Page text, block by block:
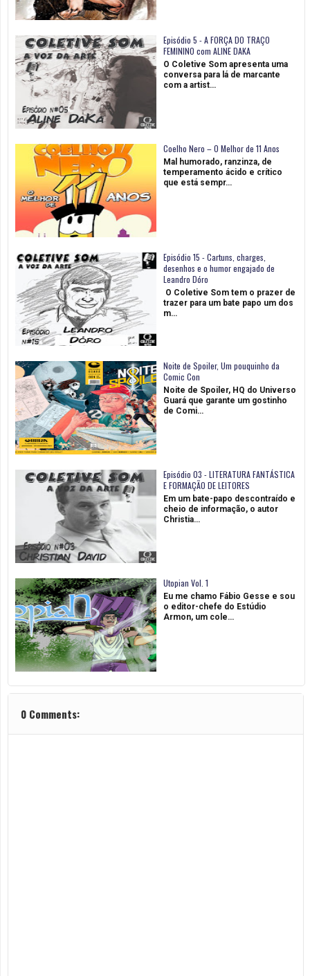
Episódio 5 - A FORÇA DO TRAÇO
FEMININO com ALINE DAKA
O Coletive Som apresenta uma
conversa para lá de marcante
com a artist…
Coelho Nero – O Melhor de 11 Anos
Mal humorado, ranzinza, de
temperamento ácido e crítico
que está sempr…
Episódio 15 - Cartuns, charges,
desenhos e o humor engajado de
Leandro Dóro
O Coletive Som tem o prazer de
trazer para um bate papo um dos
m…
Noite de Spoiler, Um pouquinho da
Comic Con
Noite de Spoiler, HQ do Universo
Guará que garante um gostinho
de Comi…
Episódio 03 - LITERATURA FANTÁSTICA
E FORMAÇÃO DE LEITORES
Em um bate-papo descontraído e
cheio de informação, o autor
Christia…
Utopian Vol. 1
Eu me chamo Fábio Gesse e sou
o editor-chefe do Estúdio
Armon, um cole…
0 Comments: